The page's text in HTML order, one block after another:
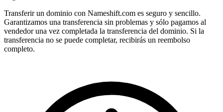
Transferir un dominio con Nameshift.com es seguro y sencillo.
Garantizamos una transferencia sin problemas y sólo pagamos al
vendedor una vez completada la transferencia del dominio. Si la
transferencia no se puede completar, recibirás un reembolso
completo.